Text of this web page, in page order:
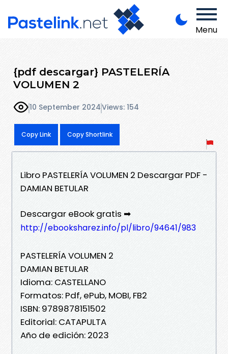
Menu
{pdf descargar} PASTELERÍA
VOLUMEN 2
10 September 2024Views: 154
Copy Link Copy Shortlink
Libro PASTELERÍA VOLUMEN 2 Descargar PDF -
DAMIAN BETULAR
Descargar eBook gratis ➡
http://ebooksharez.info/pl/libro/94641/983
PASTELERÍA VOLUMEN 2
DAMIAN BETULAR
Idioma: CASTELLANO
Formatos: Pdf, ePub, MOBI, FB2
ISBN: 9789878151502
Editorial: CATAPULTA
Año de edición: 2023